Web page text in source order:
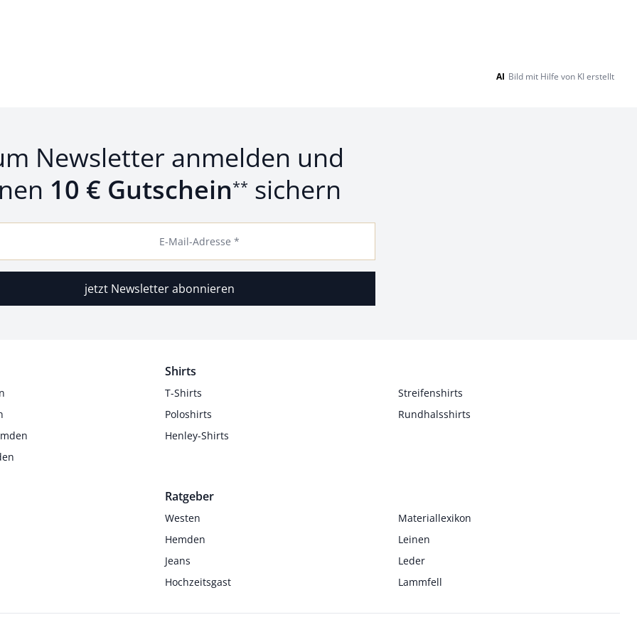
AI Bild mit Hilfe von KI erstellt
Newsletter anmelden und
10 € Gutschein** sichern
E-Mail-Adresse *
jetzt Newsletter abonnieren
Shirts
T-Shirts
Streifenshirts
Poloshirts
Rundhalsshirts
Henley-Shirts
Ratgeber
Westen
Materiallexikon
Hemden
Leinen
Jeans
Leder
Hochzeitsgast
Lammfell